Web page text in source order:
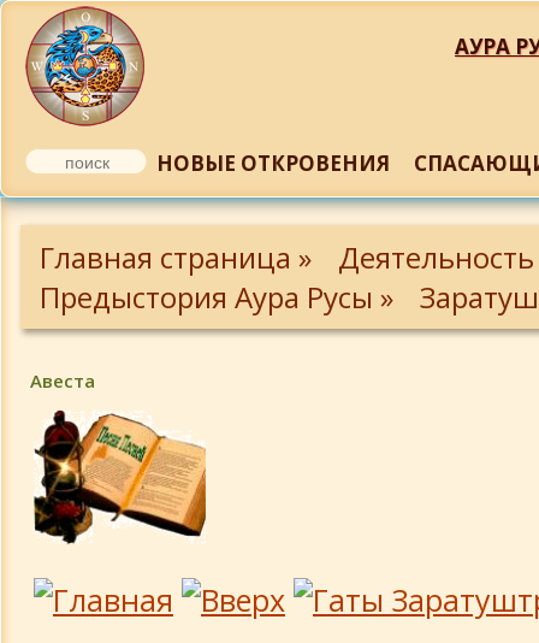
АУРА
НОВЫЕ ОТКРОВЕНИЯ
Главная страница »
Предыстория Аура Русы »
Авеста
Авеста
Гаты Заратуштры